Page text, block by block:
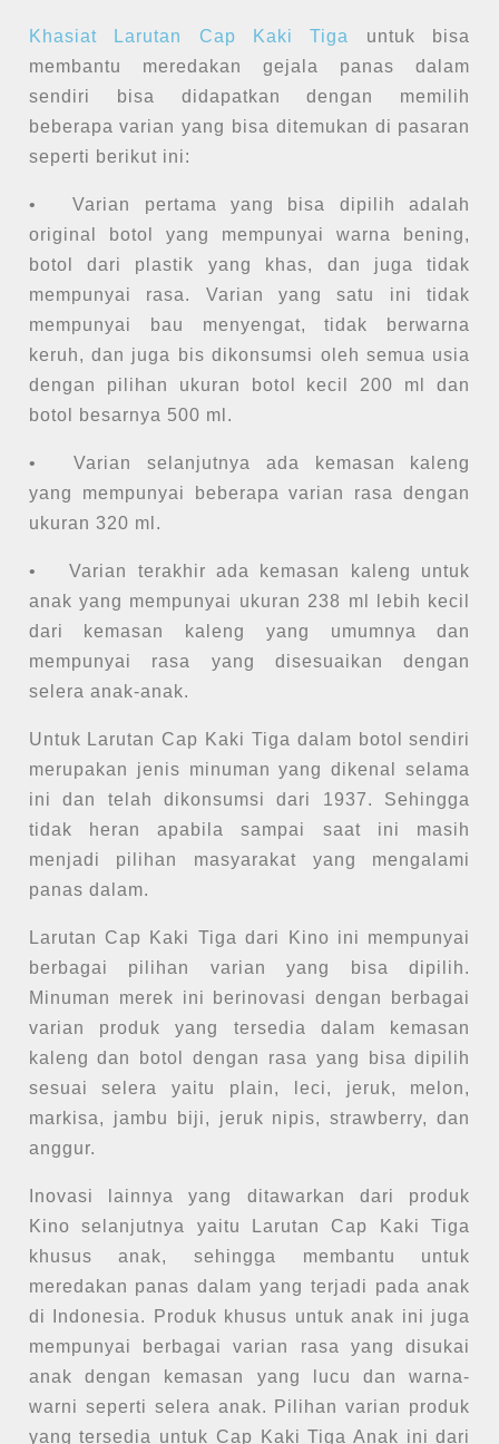
Khasiat Larutan Cap Kaki Tiga untuk bisa
membantu meredakan gejala panas dalam
sendiri bisa didapatkan dengan memilih
beberapa varian yang bisa ditemukan di pasaran
seperti berikut ini:
•
Varian pertama yang bisa dipilih adalah
original botol yang mempunyai warna bening,
botol dari plastik yang khas, dan juga tidak
mempunyai rasa. Varian yang satu ini tidak
mempunyai bau menyengat, tidak berwarna
keruh, dan juga bis dikonsumsi oleh semua usia
dengan pilihan ukuran botol kecil 200 ml dan
botol besarnya 500 ml.
•
Varian selanjutnya ada kemasan kaleng
yang mempunyai beberapa varian rasa dengan
ukuran 320 ml.
•
Varian terakhir ada kemasan kaleng untuk
anak yang mempunyai ukuran 238 ml lebih kecil
dari kemasan kaleng yang umumnya dan
mempunyai rasa yang disesuaikan dengan
selera anak-anak.
Untuk Larutan Cap Kaki Tiga dalam botol sendiri
merupakan jenis minuman yang dikenal selama
ini dan telah dikonsumsi dari 1937. Sehingga
tidak heran apabila sampai saat ini masih
menjadi pilihan masyarakat yang mengalami
panas dalam.
Larutan Cap Kaki Tiga dari Kino ini mempunyai
berbagai pilihan varian yang bisa dipilih.
Minuman merek ini berinovasi dengan berbagai
varian produk yang tersedia dalam kemasan
kaleng dan botol dengan rasa yang bisa dipilih
sesuai selera yaitu plain, leci, jeruk, melon,
markisa, jambu biji, jeruk nipis, strawberry, dan
anggur.
Inovasi lainnya yang ditawarkan dari produk
Kino selanjutnya yaitu Larutan Cap Kaki Tiga
khusus anak, sehingga membantu untuk
meredakan panas dalam yang terjadi pada anak
di Indonesia. Produk khusus untuk anak ini juga
mempunyai berbagai varian rasa yang disukai
anak dengan kemasan yang lucu dan warna-
warni seperti selera anak. Pilihan varian produk
yang tersedia untuk Cap Kaki Tiga Anak ini dari